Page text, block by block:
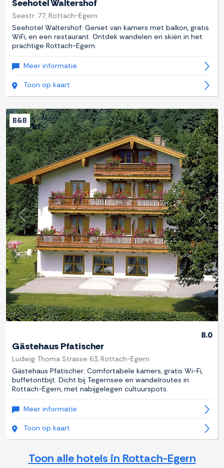
Seehotel Waltershof
Seestr. 77, Rottach-Egern
Seehotel Waltershof: Geniet van kamers met balkon, gratis
WiFi, en een restaurant. Ontdek wandelen en skiën in het
prachtige Rottach-Egern.
Meer informatie
Toon op kaart
Previous Next
B&B
8.0
Gästehaus Pfatischer
Ludwig Thoma Strasse 63, Rottach-Egern
Gästehaus Pfatischer: Comfortabele kamers, gratis Wi-Fi,
buffetontbijt. Dicht bij Tegernsee en wandelroutes in
Rottach-Egern, met nabijgelegen cultuurspots.
Meer informatie
Toon op kaart
Toon alle hotels in Rottach-Egern